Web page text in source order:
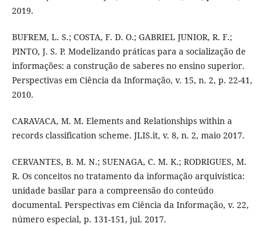
2019.
BUFREM, L. S.; COSTA, F. D. O.; GABRIEL JUNIOR, R. F.;
PINTO, J. S. P. Modelizando práticas para a socialização de
informações: a construção de saberes no ensino superior.
Perspectivas em Ciência da Informação, v. 15, n. 2, p. 22-41,
2010.
CARAVACA, M. M. Elements and Relationships within a
records classification scheme. JLIS.it, v. 8, n. 2, maio 2017.
CERVANTES, B. M. N.; SUENAGA, C. M. K.; RODRIGUES, M.
R. Os conceitos no tratamento da informação arquivística:
unidade basilar para a compreensão do conteúdo
documental. Perspectivas em Ciência da Informação, v. 22,
número especial, p. 131-151, jul. 2017.